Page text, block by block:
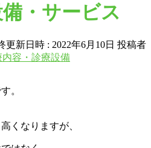
・サービス
更新日時 : 2022年6月10日 投稿者
内容・診療設備
。
くなりますが、